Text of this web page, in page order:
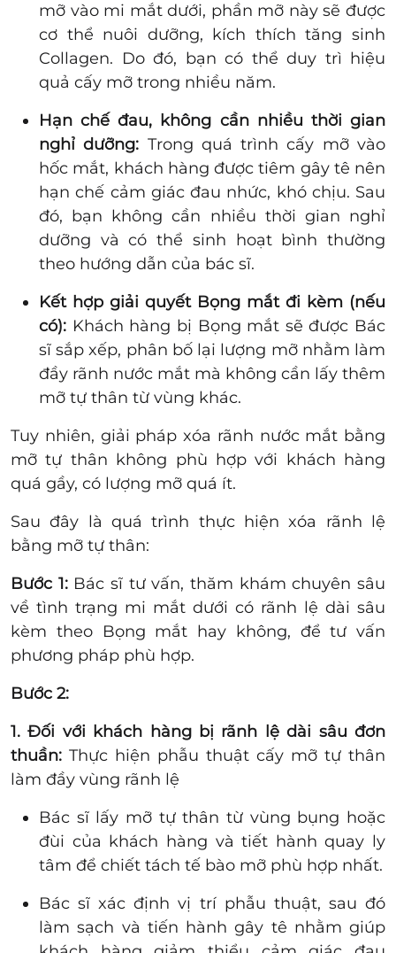
mỡ vào mi mắt dưới, phần mỡ này sẽ được
cơ thể nuôi dưỡng, kích thích tăng sinh
Collagen. Do đó, bạn có thể duy trì hiệu
quả cấy mỡ trong nhiều năm.
Hạn chế đau, không cần nhiều thời gian
nghỉ dưỡng: Trong quá trình cấy mỡ vào
hốc mắt, khách hàng được tiêm gây tê nên
hạn chế cảm giác đau nhức, khó chịu. Sau
đó, bạn không cần nhiều thời gian nghỉ
dưỡng và có thể sinh hoạt bình thường
theo hướng dẫn của bác sĩ.
Kết hợp giải quyết Bọng mắt đi kèm (nếu
có): Khách hàng bị Bọng mắt sẽ được Bác
sĩ sắp xếp, phân bố lại lượng mỡ nhằm làm
đầy rãnh nước mắt mà không cần lấy thêm
mỡ tự thân từ vùng khác.
Tuy nhiên, giải pháp xóa rãnh nước mắt bằng
mỡ tự thân không phù hợp với khách hàng
quá gầy, có lượng mỡ quá ít.
Sau đây là quá trình thực hiện xóa rãnh lệ
bằng mỡ tự thân:
Bước 1:Bác sĩ tư vấn, thăm khám chuyên sâu
về tình trạng mi mắt dưới có rãnh lệ dài sâu
kèm theo Bọng mắt hay không, để tư vấn
phương pháp phù hợp.
Bước 2:
1. Đối với khách hàng bị rãnh lệ dài sâu đơn
thuần: Thực hiện phẫu thuật cấy mỡ tự thân
làm đầy vùng rãnh lệ
Bác sĩ lấy mỡ tự thân từ vùng bụng hoặc
đùi của khách hàng và tiết hành quay ly
tâm để chiết tách tế bào mỡ phù hợp nhất.
Bác sĩ xác định vị trí phẫu thuật, sau đó
làm sạch và tiến hành gây tê nhằm giúp